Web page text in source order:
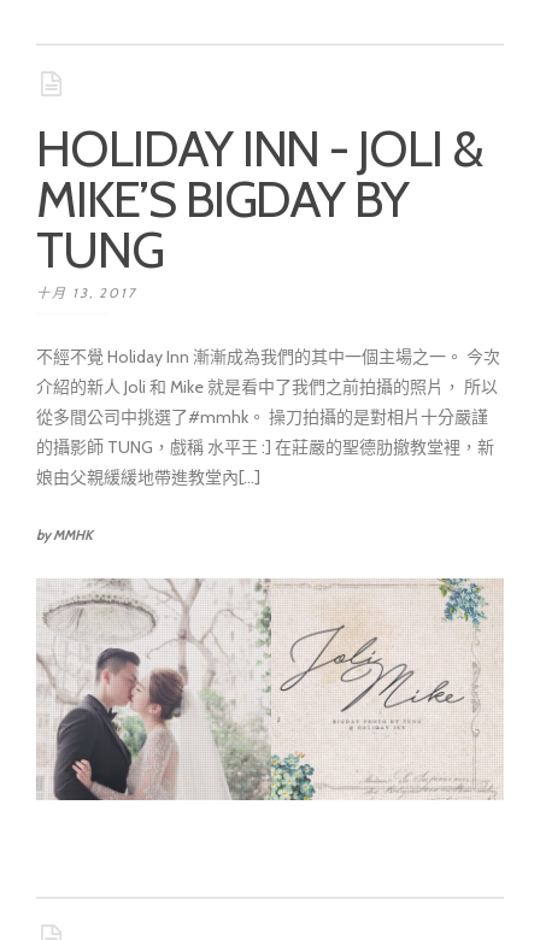
HOLIDAY INN - JOLI &
MIKE’S BIGDAY BY
TUNG
十月 13, 2017
不經不覺 Holiday Inn 漸漸成為我們的其中一個主場之一。 今次
介紹的新人 Joli 和 Mike 就是看中了我們之前拍攝的照片， 所以
從多間公司中挑選了#mmhk。 操刀拍攝的是對相片十分嚴謹
的攝影師 TUNG，戲稱 水平王 :] 在莊嚴的聖德肋撤教堂裡，新
娘由父親緩緩地帶進教堂內[...]
by MMHK